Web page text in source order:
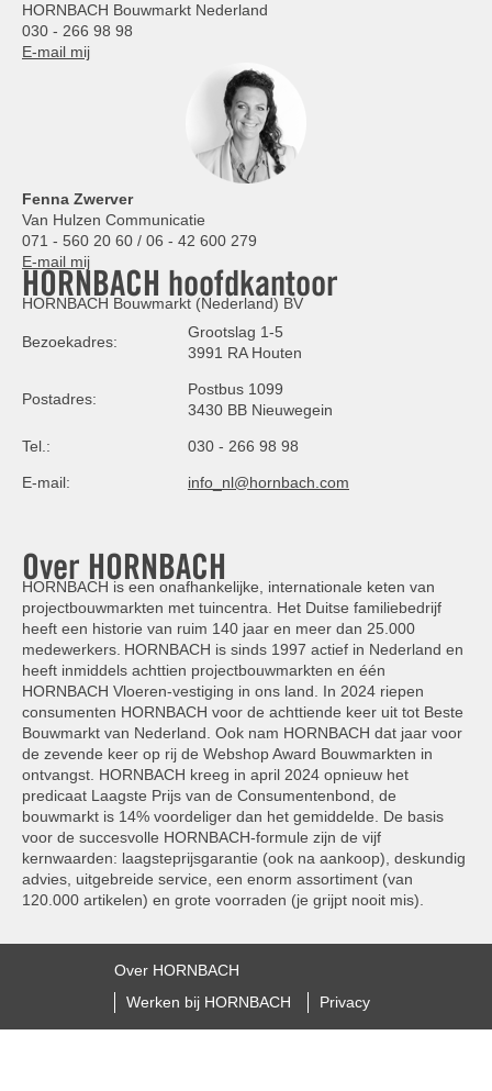
HORNBACH Bouwmarkt Nederland
030 - 266 98 98
E-mail mij
Fenna Zwerver
Van Hulzen Communicatie
071 - 560 20 60 / 06 - 42 600 279
E-mail mij
HORNBACH hoofdkantoor
HORNBACH Bouwmarkt (Nederland) BV
Bezoekadres:
Grootslag 1-5
3991 RA Houten
Postadres:
Postbus 1099
3430 BB Nieuwegein
Tel.: 030 - 266 98 98
E-mail: info_nl@hornbach.com
Over HORNBACH
HORNBACH is een onafhankelijke, internationale keten van
projectbouwmarkten met tuincentra. Het Duitse familiebedrijf
heeft een historie van ruim 140 jaar en meer dan 25.000
medewerkers. HORNBACH is sinds 1997 actief in Nederland en
heeft inmiddels achttien projectbouwmarkten en één
HORNBACH Vloeren-vestiging in ons land. In 2024 riepen
consumenten HORNBACH voor de achttiende keer uit tot Beste
Bouwmarkt van Nederland. Ook nam HORNBACH dat jaar voor
de zevende keer op rij de Webshop Award Bouwmarkten in
ontvangst. HORNBACH kreeg in april 2024 opnieuw het
predicaat Laagste Prijs van de Consumentenbond, de
bouwmarkt is 14% voordeliger dan het gemiddelde. De basis
voor de succesvolle HORNBACH-formule zijn de vijf
kernwaarden: laagsteprijsgarantie (ook na aankoop), deskundig
advies, uitgebreide service, een enorm assortiment (van
120.000 artikelen) en grote voorraden (je grijpt nooit mis).
Over HORNBACH
Werken bij HORNBACH
Privacy